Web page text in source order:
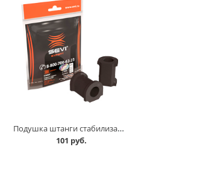
Подушка штанги стабилизатора 2190 к-т, СЭВИ Эксперт в Кургане
101 руб.